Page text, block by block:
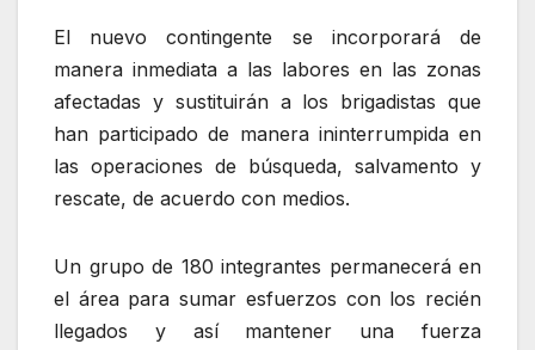
El nuevo contingente se incorporará de
manera inmediata a las labores en las zonas
afectadas y sustituirán a los brigadistas que
han participado de manera ininterrumpida en
las operaciones de búsqueda, salvamento y
rescate, de acuerdo con medios.
Un grupo de 180 integrantes permanecerá en
el área para sumar esfuerzos con los recién
llegados y así mantener una fuerza